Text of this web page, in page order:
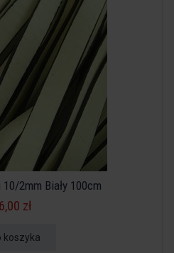
10/2mm Biały 100cm
6,00 zł
koszyka